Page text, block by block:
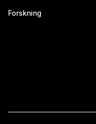
Forskning